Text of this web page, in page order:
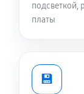
подсветкой,
платы
💾